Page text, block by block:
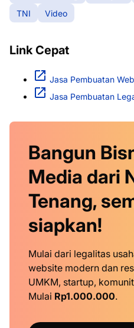
TNI
Video
Link Cepat
Jasa Pembuatan
Jasa Pembuatan
Bangun
Media dari
Tenang,
siapkan!
Mulai dari legalitas
website modern dan
UMKM, startup,
Mulai Rp1.000.000.